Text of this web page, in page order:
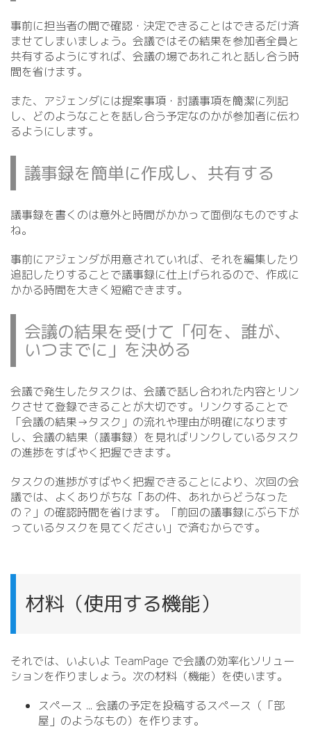
事前に担当者の間で確認・決定できることはできるだけ済
ませてしまいましょう。会議ではその結果を参加者全員と
共有するようにすれば、会議の場であれこれと話し合う時
間を省けます。
また、アジェンダには提案事項・討議事項を簡潔に列記
し、どのようなことを話し合う予定なのかが参加者に伝わ
るようにします。
議事録を簡単に作成し、共有する
議事録を書くのは意外と時間がかかって面倒なものですよ
ね。
事前にアジェンダが用意されていれば、それを編集したり
追記したりすることで議事録に仕上げられるので、作成に
かかる時間を大きく短縮できます。
会議の結果を受けて「何を、誰が、
いつまでに」を決める
会議で発生したタスクは、会議で話し合われた内容とリン
クさせて登録できることが大切です。リンクすることで
「会議の結果→タスク」の流れや理由が明確になります
し、会議の結果（議事録）を見ればリンクしているタスク
の進捗をすばやく把握できます。
タスクの進捗がすばやく把握できることにより、次回の会
議では、よくありがちな「あの件、あれからどうなった
の？」の確認時間を省けます。「前回の議事録にぶら下が
っているタスクを見てください」で済むからです。
材料（使用する機能）
それでは、いよいよ TeamPage で会議の効率化ソリュー
ションを作りましょう。次の材料（機能）を使います。
スペース ... 会議の予定を投稿するスペース（「部
屋」のようなもの）を作ります。